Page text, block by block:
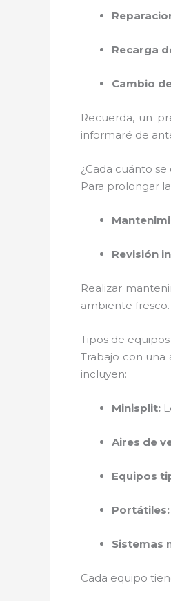
Recarga
Cambio
Recuerda, un
informaré de
¿Cada cuánto
Para prolongar
Revisión
Realizar
ambiente fresco.
Tipos de
Trabajo con una
incluyen:
Minisplit:
Aires de
Equipos
Portátiles:
Sistemas
Cada equipo